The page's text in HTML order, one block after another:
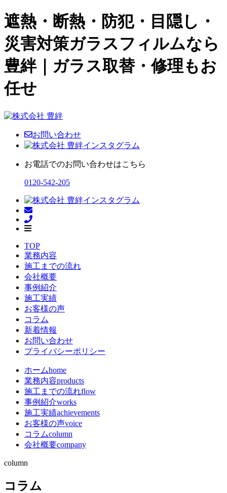
遮熱・断熱・防犯・目隠し・
災害対策ガラスフィルムなら
豊絆｜ガラス取替・修理もお
任せ
お問い合わせ
お電話でのお問い合わせはこちら
0120-542-205
TOP
業務内容
施工までの流れ
会社概要
事例紹介
施工実績
お客様の声
コラム
新着情報
お問い合わせ
プライバシーポリシー
ホームhome
業務内容products
施工までの流れflow
事例紹介works
施工実績achievements
お客様の声voice
コラムcolumn
会社概要company
column
コラム